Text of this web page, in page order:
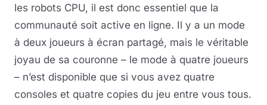
les robots CPU, il est donc essentiel que la
communauté soit active en ligne. Il y a un mode
à deux joueurs à écran partagé, mais le véritable
joyau de sa couronne – le mode à quatre joueurs
– n’est disponible que si vous avez quatre
consoles et quatre copies du jeu entre vous tous.